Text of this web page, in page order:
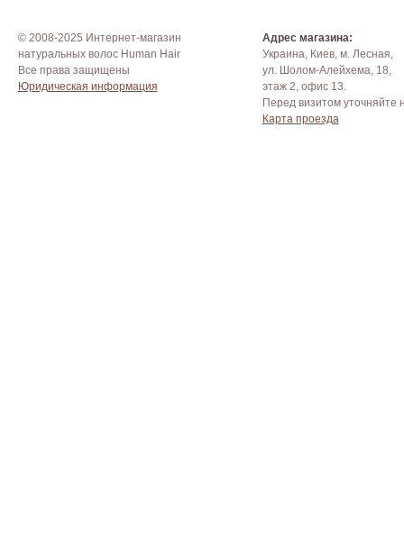
© 2008-2025 Интернет-магазин
натуральных волос Human Hair
Все права защищены
Юридическая информация
Адрес магазина:
Украина, Киев, м. Лесная,
ул. Шолом-Алейхема, 18,
этаж 2, офис 13.
Перед визитом уточняйте
Карта проезда